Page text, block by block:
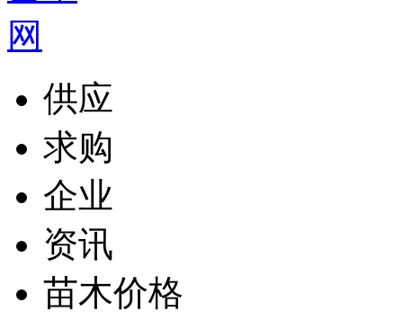
供应
求购
企业
资讯
苗木价格